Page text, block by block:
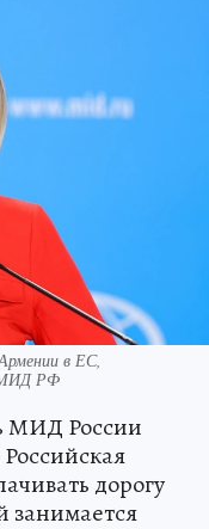
в ЕС,
МИД РФ
МИД России
дорогу
занимается